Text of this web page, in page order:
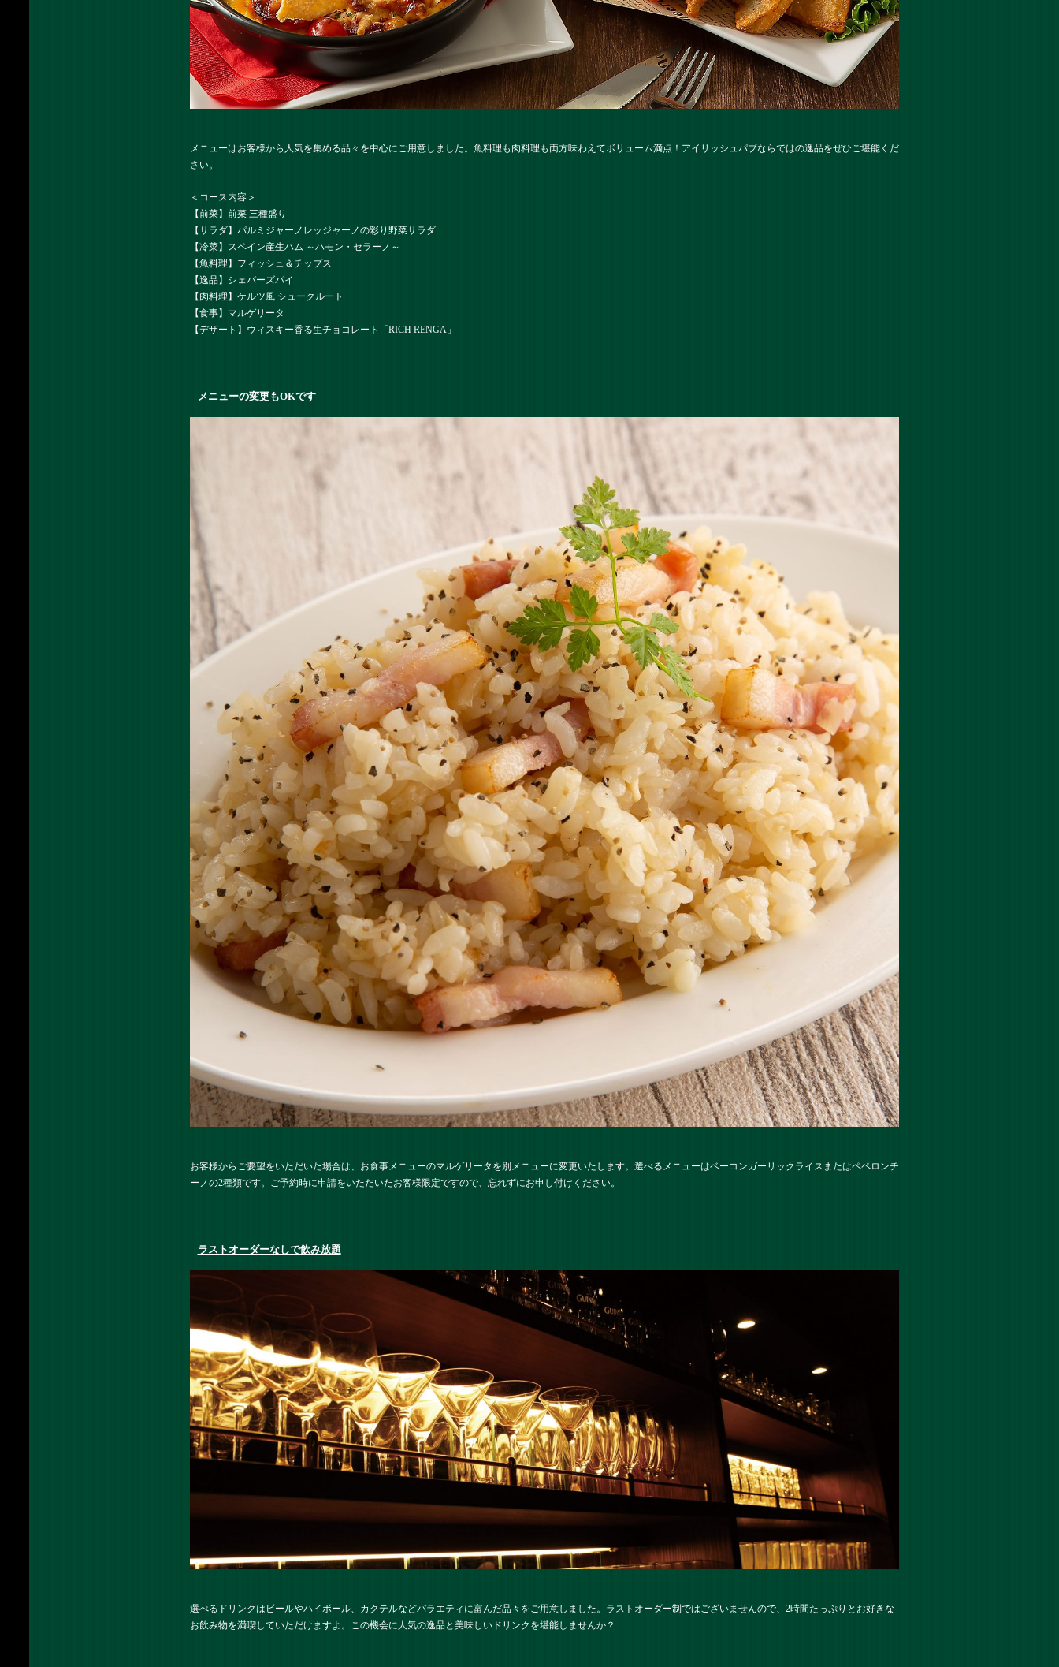
メニューはお客様から人気を集める品々を中心にご用意しました。魚料理も肉料理も両方味わえてボリューム満点！アイリッシュパブならではの逸品をぜひご堪能くだ
さい。
＜コース内容＞
【前菜】前菜 三種盛り
【サラダ】パルミジャーノレッジャーノの彩り野菜サラダ
【冷菜】スペイン産生ハム ～ハモン・セラーノ～
【魚料理】フィッシュ＆チップス
【逸品】シェパーズパイ
【肉料理】ケルツ風 シュークルート
【食事】マルゲリータ
【デザート】ウィスキー香る生チョコレート「RICH RENGA」
メニューの変更もOKです
お客様からご要望をいただいた場合は、お食事メニューのマルゲリータを別メニューに変更いたします。選べるメニューはベーコンガーリックライスまたはペペロンチ
ーノの2種類です。ご予約時に申請をいただいたお客様限定ですので、忘れずにお申し付けください。
ラストオーダーなしで飲み放題
選べるドリンクはビールやハイボール、カクテルなどバラエティに富んだ品々をご用意しました。ラストオーダー制ではございませんので、2時間たっぷりとお好きな
お飲み物を満喫していただけますよ。この機会に人気の逸品と美味しいドリンクを堪能しませんか？